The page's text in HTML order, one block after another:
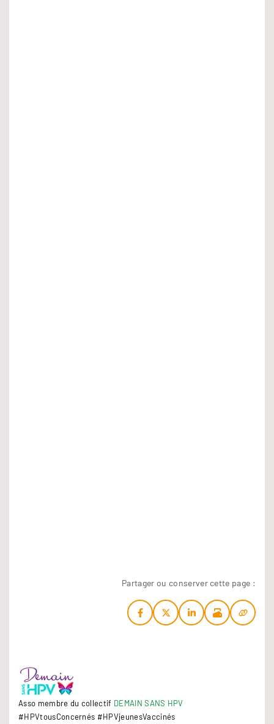
Partager ou conserver cette page :
Asso membre du collectif DEMAIN SANS HPV
#HPVtousConcernés #HPVjeunesVaccinés